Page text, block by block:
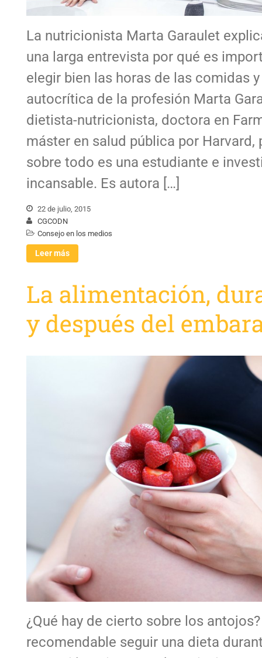
La nutricionista Marta Garaulet
una larga entrevista por qué es
elegir bien las horas de las comidas
autocrítica de la profesión Marta
dietista-nutricionista, doctora en
máster en salud pública por Harvard,
sobre todo es una estudiante e
incansable. Es autora […]
22 de julio, 2015
CGCODN
Consejo en los medios
Leer más
La alimentación,
y después del
¿Qué hay de cierto sobre los antojos?
recomendable seguir una dieta